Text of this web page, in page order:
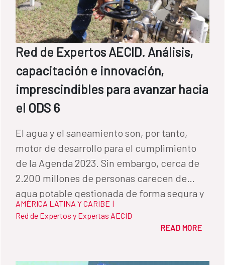
Red de Expertos AECID. Análisis,
capacitación e innovación,
imprescindibles para avanzar hacia
el ODS 6
El agua y el saneamiento son, por tanto,
motor de desarrollo para el cumplimiento
de la Agenda 2023. Sin embargo, cerca de
2.200 millones de personas carecen de
agua potable gestionada de forma segura y
3.500 millones no disponen de saneamiento
adecuado. Por Alejandro Martos, jefe del
AMÉRICA LATINA Y CARIBE |
Red de Expertos y Expertas AECID
READ MORE